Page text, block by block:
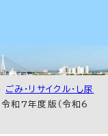
ごみ・リサイクル・し尿
和7年度版（令和6